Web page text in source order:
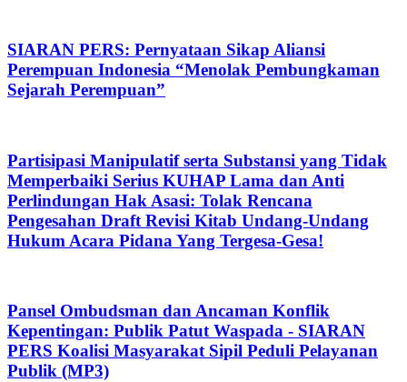
SIARAN PERS: Pernyataan Sikap Aliansi
Perempuan Indonesia “Menolak Pembungkaman
Sejarah Perempuan”
Partisipasi Manipulatif serta Substansi yang Tidak
Memperbaiki Serius KUHAP Lama dan Anti
Perlindungan Hak Asasi: Tolak Rencana
Pengesahan Draft Revisi Kitab Undang-Undang
Hukum Acara Pidana Yang Tergesa-Gesa!
Pansel Ombudsman dan Ancaman Konflik
Kepentingan: Publik Patut Waspada - SIARAN
PERS Koalisi Masyarakat Sipil Peduli Pelayanan
Publik (MP3)